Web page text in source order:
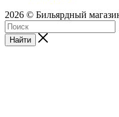
2026 © Бильярдный
Найти